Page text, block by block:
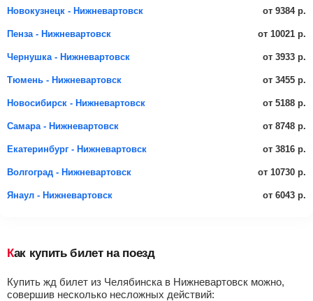
Новокузнецк - Нижневартовск от 9384 р.
Пенза - Нижневартовск от 10021 р.
Чернушка - Нижневартовск от 3933 р.
Тюмень - Нижневартовск от 3455 р.
Новосибирск - Нижневартовск от 5188 р.
Самара - Нижневартовск от 8748 р.
Екатеринбург - Нижневартовск от 3816 р.
Волгоград - Нижневартовск от 10730 р.
Янаул - Нижневартовск от 6043 р.
Как купить билет на поезд
Купить жд билет из Челябинска в Нижневартовск можно,
совершив несколько несложных действий: